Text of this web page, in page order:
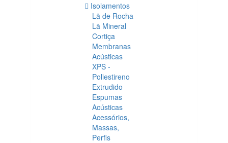
Isolamentos
Lã de Rocha
Lã Mineral
Cortiça
Membranas
Acústicas
XPS -
Poliestireno
Extrudido
Espumas
Acústicas
Acessórios,
Massas,
Perfis